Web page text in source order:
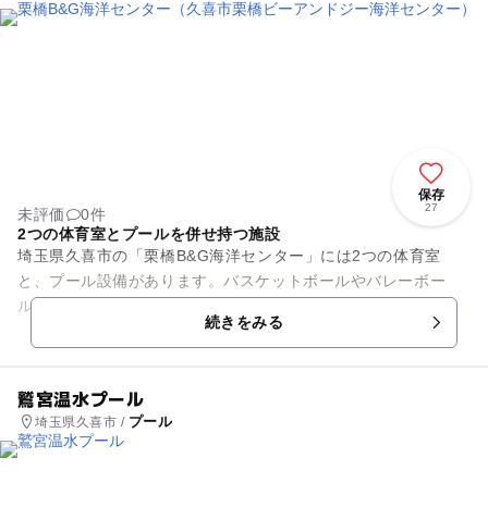
保存
27
未評価
0件
2つの体育室とプールを併せ持つ施設
埼玉県久喜市の「栗橋B&G海洋センター」には2つの体育室
と、プール設備があります。バスケットボールやバレーボー
ル、卓球台がそろう第1体育室、柔剣道と体操に利用できる第2
体育室と、用途により使い分...続きをみる
鷲宮温水プール
埼玉県久喜市 / プール